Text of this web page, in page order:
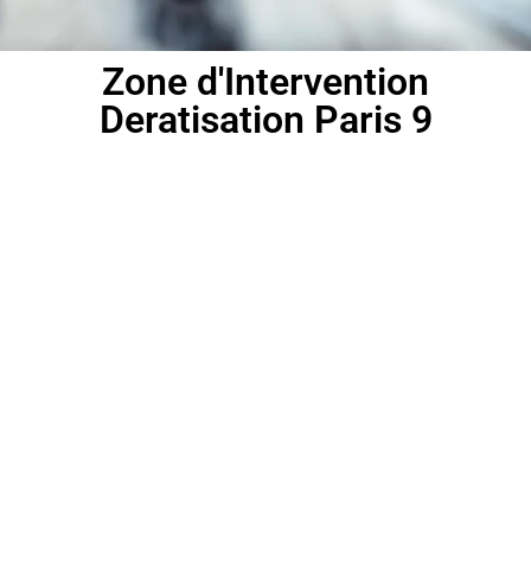
Zone d'Intervention
Deratisation Paris 9